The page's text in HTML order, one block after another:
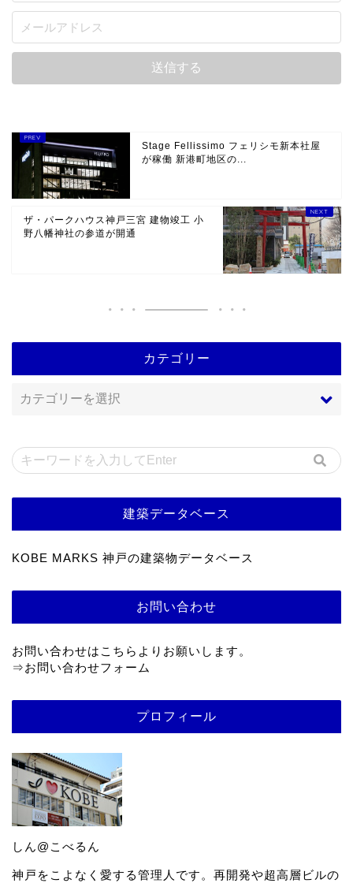
Stage Fellissimo フェリシモ新本社屋
が稼働 新港町地区の...
ザ・パークハウス神戸三宮 建物竣工 小
野八幡神社の参道が開通
カテゴリー
建築データベース
KOBE MARKS 神戸の建築物データベース
お問い合わせ
お問い合わせはこちらよりお願いします。
⇒お問い合わせフォーム
プロフィール
しん@こべるん
神戸をこよなく愛する管理人です。再開発や超高層ビルの